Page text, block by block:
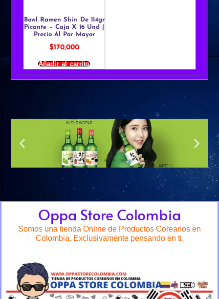
Bowl Ramen Shin De 114gr
Picante – Caja X 16 Und |
Precio Al Por Mayor
$170,000
Añadir al carrito
Oppa Store Colombia
Somos una tienda Online de Productos Coreanos en
Colombia. Exclusivamente pensando en ti.